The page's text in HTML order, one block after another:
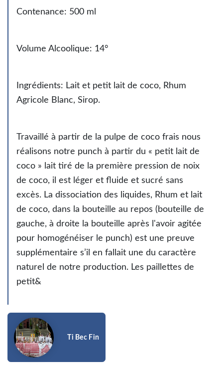
Contenance: 500 ml
Volume Alcoolique: 14°
Ingrédients: Lait et petit lait de coco, Rhum
Agricole Blanc, Sirop.
Travaillé à partir de la pulpe de coco frais nous
réalisons notre punch à partir du « petit lait de
coco » lait tiré de la première pression de noix
de coco, il est léger et fluide et sucré sans
excès. La dissociation des liquides, Rhum et lait
de coco, dans la bouteille au repos (bouteille de
gauche, à droite la bouteille après l'avoir agitée
pour homogénéiser le punch) est une preuve
supplémentaire s’il en fallait une du caractère
naturel de notre production. Les paillettes de
petit&
Ti Bec Fin